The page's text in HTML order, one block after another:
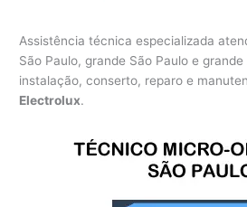
Assistência técnica especializada
São Paulo, grande São Paulo e
instalação, conserto, reparo e
Electrolux.